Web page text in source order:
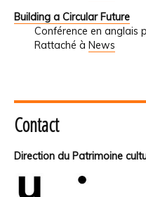
Building a Circular Future
Conférence en anglais
Rattaché à News
Contact
Direction du Patrimoine